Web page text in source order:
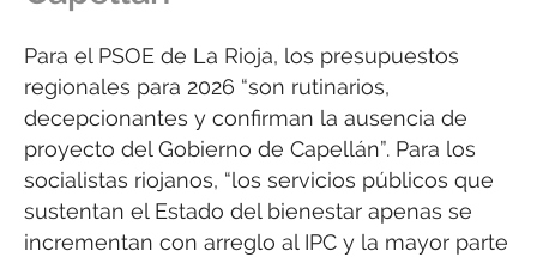
Para el PSOE de La Rioja, los presupuestos
regionales para 2026 “son rutinarios,
decepcionantes y confirman la ausencia de
proyecto del Gobierno de Capellán”. Para los
socialistas riojanos, “los servicios públicos que
sustentan el Estado del bienestar apenas se
incrementan con arreglo al IPC y la mayor parte